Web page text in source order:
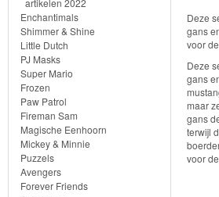
Schleich
Nieuwe
artikelen
2023
Horse
Club
Dinosaurs
Deze
gans
voor
Deze
gans
maar
gans
terwijl
voor
artikelen 2022
Enchantimals
Shimmer & Shine
Little Dutch
PJ Masks
Super Mario
Frozen
Paw Patrol
Fireman Sam
Magische Eenhoorn
Mickey & Minnie
Puzzels
Avengers
Forever Friends